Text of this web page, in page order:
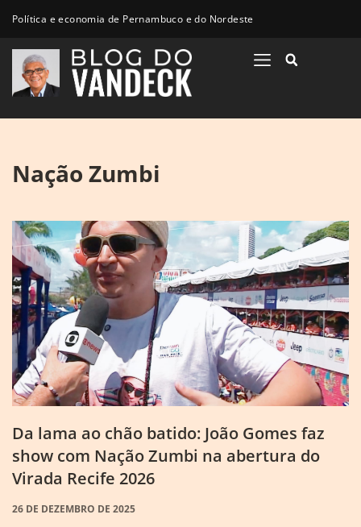
Política e economia de Pernambuco e do Nordeste
Nação Zumbi
Da lama ao chão batido: João Gomes faz
show com Nação Zumbi na abertura do
Virada Recife 2026
26 DE DEZEMBRO DE 2025